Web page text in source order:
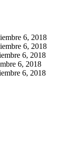
6, 2018
6, 2018
6, 2018
6, 2018
6, 2018